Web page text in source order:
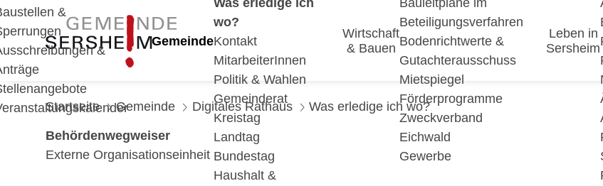
&
&
Gemeinde
wo?
Kontakt
MitarbeiterInnen
Politik & Wahlen
Gemeinderat
Kreistag
Landtag
Bundestag
Haushalt &
Wirtschaft
& Bauen
Beteiligungsverfahren
Bodenrichtwerte &
Gutachterausschuss
Mietspiegel
Förderprogramme
Zweckverband
Eichwald
Gewerbe
Leben in
Sersheim
Startseite Gemeinde Digitales Rathaus Was erledige ich wo?
Behördenwegweiser
Externe Organisationseinheit